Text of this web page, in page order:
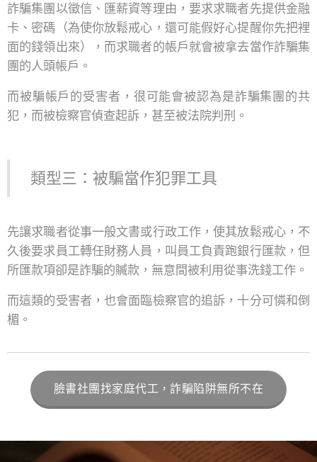
詐騙集團以徵信、匯薪資等理由，要求求職者先提供金融
卡、密碼（為使你放鬆戒心，還可能假好心提醒你先把裡
面的錢領出來），而求職者的帳戶就會被拿去當作詐騙集
團的人頭帳戶。
而被騙帳戶的受害者，很可能會被認為是詐騙集團的共
犯，而被檢察官偵查起訴，甚至被法院判刑。
類型三：被騙當作犯罪工具
先讓求職者從事一般文書或行政工作，使其放鬆戒心，不
久後要求員工轉任財務人員，叫員工負責跑銀行匯款，但
所匯款項卻是詐騙的贓款，無意間被利用從事洗錢工作。
而這類的受害者，也會面臨檢察官的追訴，十分可憐和倒
楣。
臉書社團找家庭代工，詐騙陷阱無所不在